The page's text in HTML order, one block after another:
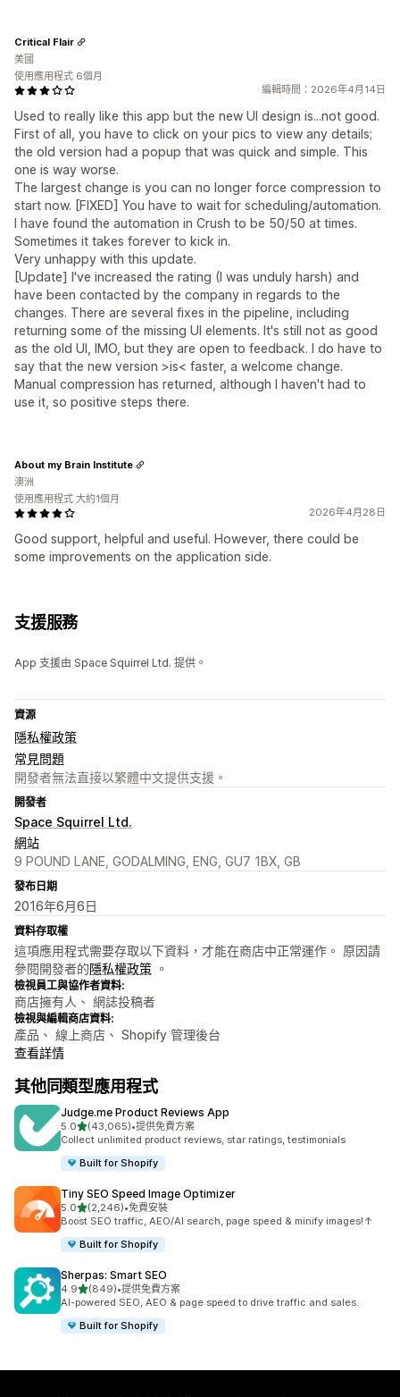
編輯時間：2026年4月14日
Used to really like this app but the new UI design is...not good.
First of all, you have to click on your pics to view any details;
the old version had a popup that was quick and simple. This
one is way worse.
The largest change is you can no longer force compression to
start now. [FIXED] You have to wait for scheduling/automation.
I have found the automation in Crush to be 50/50 at times.
Sometimes it takes forever to kick in.
Very unhappy with this update.
[Update] I've increased the rating (I was unduly harsh) and
have been contacted by the company in regards to the
changes. There are several fixes in the pipeline, including
returning some of the missing UI elements. It's still not as good
as the old UI, IMO, but they are open to feedback. I do have to
say that the new version >is< faster, a welcome change.
Manual compression has returned, although I haven't had to
use it, so positive steps there.
Critical Flair
美國
使用應用程式 6個月
2026年4月28日
Good support, helpful and useful. However, there could be
some improvements on the application side.
About my Brain Institute
澳洲
使用應用程式 大約1個月
支援服務
App 支援由 Space Squirrel Ltd. 提供。
資源
隱私權政策
常見問題
開發者無法直接以繁體中文提供支援。
開發者
Space Squirrel Ltd.
網站
9 POUND LANE, GODALMING, ENG, GU7 1BX, GB
發布日期
2016年6月6日
資料存取權
這項應用程式需要存取以下資料，才能在商店中正常運作。 原因請
參閱開發者的隱私權政策 。
檢視員工與協作者資料:
商店擁有人、 網誌投稿者
檢視與編輯商店資料:
產品、 線上商店、 Shopify 管理後台
查看詳情
其他同類型應用程式
Judge.me Product Reviews App
5.0滿分 5 顆星
(43,065)
共有 43065 則評價
•提供免費方案
Collect unlimited product reviews, star ratings, testimonials
Built for Shopify
Tiny SEO Speed Image Optimizer
5.0滿分 5 顆星
(2,246)
共有 2246 則評價
•免費安裝
Boost SEO traffic, AEO/AI search, page speed & minify images!↑
Built for Shopify
Sherpas: Smart SEO
4.9滿分 5 顆星
(849)
共有 849 則評價
•提供免費方案
AI-powered SEO, AEO & page speed to drive traffic and sales.
Built for Shopify